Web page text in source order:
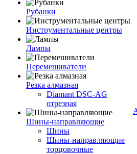
Рубанки
Инструментальные центры
Лампы
Перемешиватели
Резка алмазная
Diamant DSC-AG
отрезная
Шины-направляющие
Шины
Шины-направляющие
торцовочные